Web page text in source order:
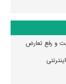
و رفع تعارض